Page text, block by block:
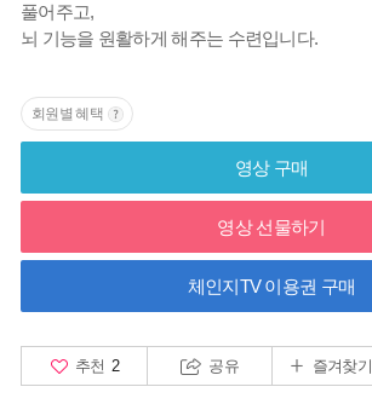
풀어주고,
뇌 기능을 원활하게 해주는 수련입니다.
회원별 혜택
영상 구매
영상 선물하기
체인지TV 이용권 구매
추천 2 공유 즐겨찾기